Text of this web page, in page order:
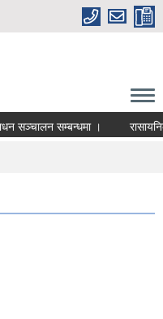
सवारी साधन सञ्चालन सम्बन्धमा ।